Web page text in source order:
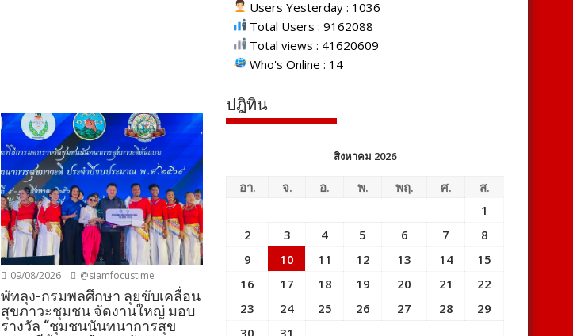
09/08/2026 @siamfocustime
พัทลุง-กรมพลศึกษา ลุยขับเคลื่อน
สุขภาวะชุมชน จัดงานใหญ่ มอบ
รางวัล “ชุมชนนันทนาการสุข
Users Yesterday : 1036
Total Users : 9162088
Total views : 41620609
Who's Online : 14
ปฎิทิน
สิงหาคม 2026
อา. จ. อ. พ. พฤ. ศ.
ส.
1
2
3 4 5 6 7
8
9
10 11 12 13 14
15
16
17 18 19 20 21
22
23
24 25 26 27 28
29